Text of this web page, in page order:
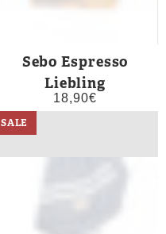
Sebo Espresso
Liebling
18,90€
SALE